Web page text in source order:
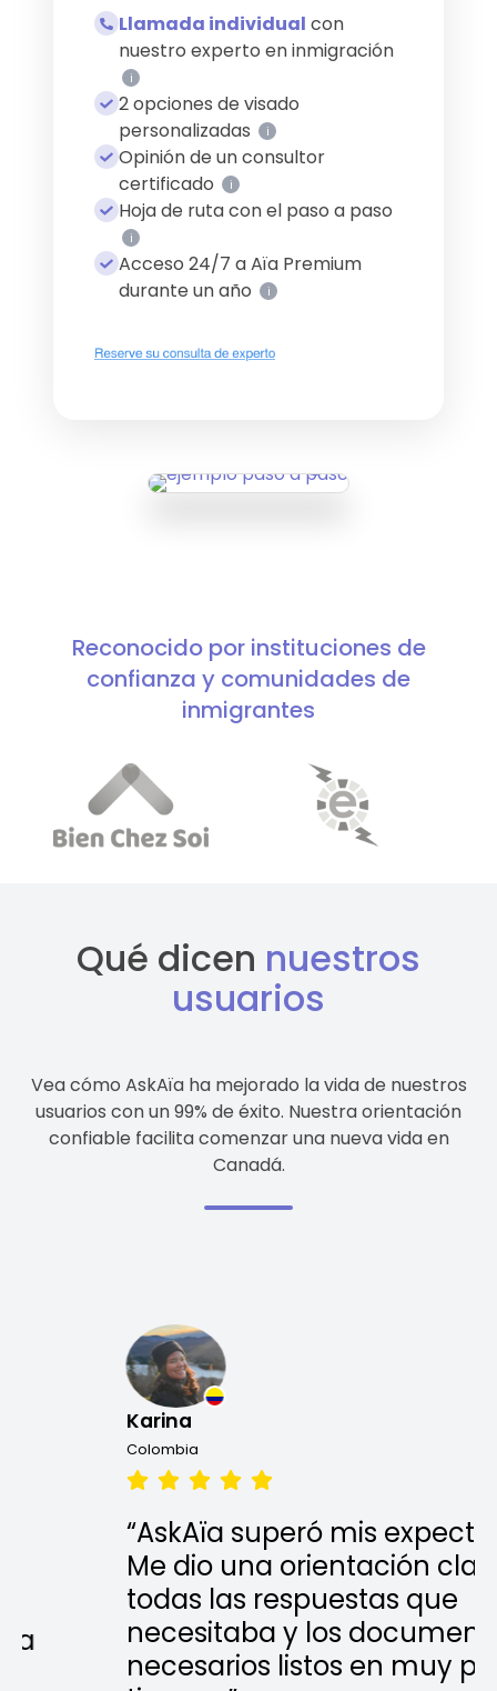
Llamada individual con
nuestro experto en inmigración
i
2 opciones de visado
personalizadas
i
Opinión de un consultor
certificado
i
Hoja de ruta con el paso a paso
i
Acceso 24/7 a Aïa Premium
durante un año
i
Reconocido por instituciones de
confianza y comunidades de
inmigrantes
Qué dicen nuestros
usuarios
Vea cómo AskAïa ha mejorado la vida de nuestros
usuarios con un 99% de éxito. Nuestra orientación
confiable facilita comenzar una nueva vida en
Canadá.
“AskAïa superó mis expectativas.
Me dio una orientación clara,
todas las respuestas que
necesitaba y los documentos
necesarios listos en muy poco